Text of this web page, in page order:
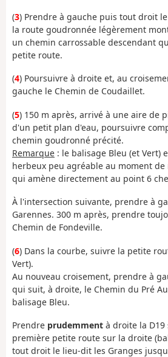
(3) Prendre à gauche puis tout droit
la route goudronnée légèrement
un chemin carrossable descendant
petite route.
(4) Poursuivre à droite et, au
gauche le Chemin de Coudaillet.
(5) 150 m après, arrivé à une aire de
d'un petit plan d'eau, poursuivre
chemin goudronné précité.
Remarque : le balisage Bleu (et Vert)
herbeux peu agréable au moment
qui amène directement au point 6
À l'intersection suivante, prendre à
Garennes. 300 m après, prendre
Chemin de Fondeville.
(6) Dans la courbe, suivre la petite
Vert).
Au nouveau croisement, prendre à
qui suit, à droite, le Chemin du Pré
balisage Bleu.
Prendre prudemment à droite la
première petite route sur la droite
tout droit le lieu-dit les Granges